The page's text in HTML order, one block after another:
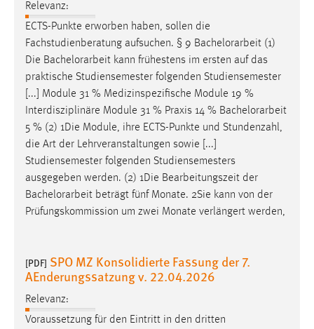
Relevanz:
ECTS-Punkte erworben haben, sollen die
Fachstudienberatung aufsuchen. § 9 Bachelorarbeit (1)
Die Bachelorarbeit kann frühestens im ersten auf das
praktische Studiensemester folgenden Studiensemester
[...] Module 31 % Medizinspezifische Module 19 %
Interdisziplinäre Module 31 % Praxis 14 % Bachelorarbeit
5 % (2) 1Die Module, ihre ECTS-Punkte und Stundenzahl,
die Art der Lehrveranstaltungen sowie [...]
Studiensemester folgenden Studiensemesters
ausgegeben werden. (2) 1Die Bearbeitungszeit der
Bachelorarbeit beträgt fünf Monate. 2Sie kann von der
Prüfungskommission um zwei Monate verlängert werden,
[PDF] SPO MZ Konsolidierte Fassung der 7.
AEnderungssatzung v. 22.04.2026
Relevanz:
Voraussetzung für den Eintritt in den dritten